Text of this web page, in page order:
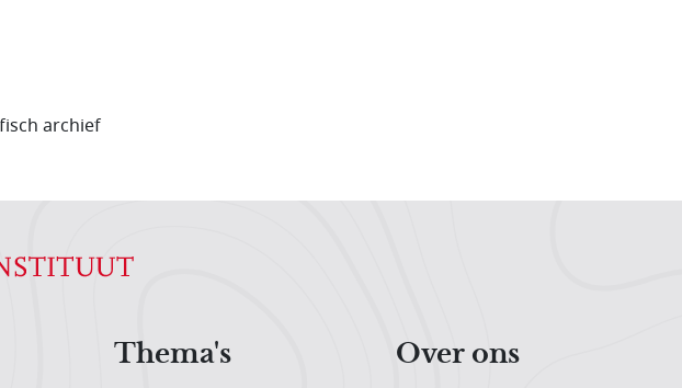
archief
Thema's Over ons